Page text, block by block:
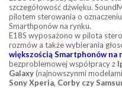
szczegółowość dźwięku.
pilotem sterowania o
Smarthponów na rynku.
E18S wyposażono w pilota
rozmów a także wybierania
większością Smartphonów na
bezproblemowej współpracy z
Galaxy(najnowszynmi
Sony Xperia, Corby czy